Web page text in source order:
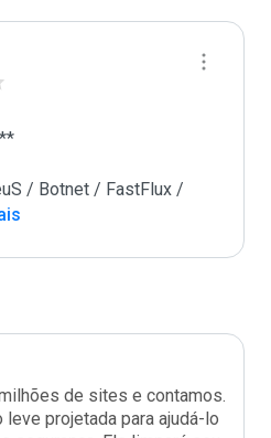
/ Botnet / FastFlux /
de sites e contamos.
leve projetada para ajudá-lo